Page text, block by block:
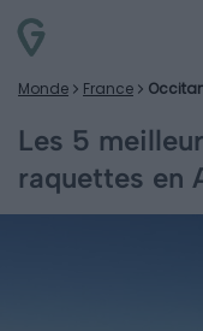
Monde France
Les 5
raquettes en